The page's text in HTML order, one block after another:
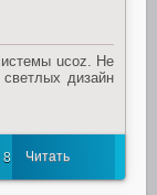
ucoz. Не
дизайн
8 Читать